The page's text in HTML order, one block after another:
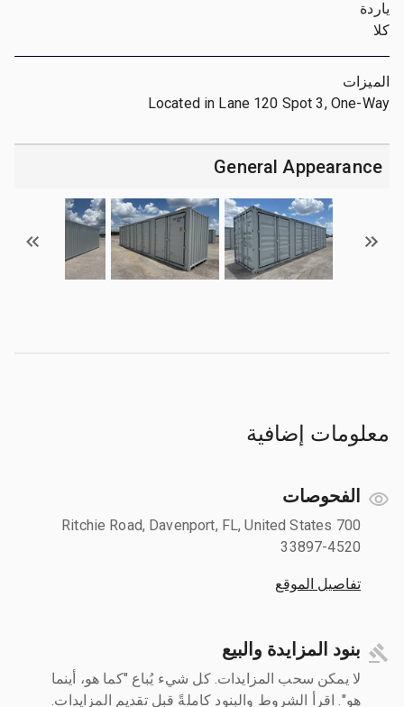
ياردة
كلا
الميزات
Located in Lane 120 Spot 3, One-Way
General Appearance
معلومات إضافية
الفحوصات
700 Ritchie Road, Davenport, FL, United States
33897-4520
تفاصيل الموقع
بنود المزايدة والبيع
لا يمكن سحب المزايدات. كل شيء يُباع "كما هو، أينما
هو". اقرأ الشروط والبنود كاملةً قبل تقديم المزايدات.